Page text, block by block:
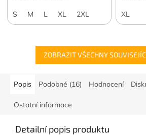
S M L XL 2XL
XL
ZOBRAZIT VŠECHNY
Popis Podobné (16) Hodnocení
Ostatní informace
Detailní popis produktu